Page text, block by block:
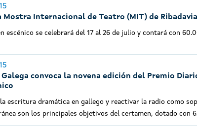
Mostra Internacional de Teatro (MIT) de Ribadavia
escénico se celebrará del 17 al 26 de julio y contará con
Galega convoca la novena edición del Premio
la escritura dramática en gallego y reactivar la radio como
son los principales objetivos del certamen, dotado con